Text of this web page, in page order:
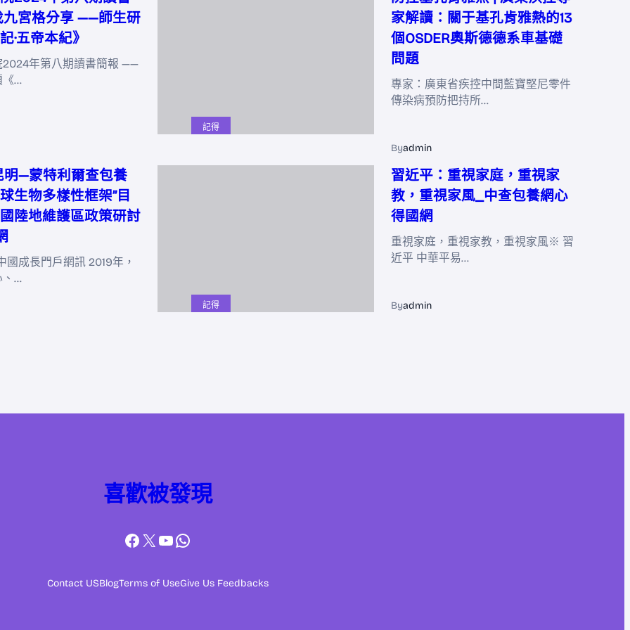
九宮格分享 ——師生研
·五帝本紀》
2024年第八期讀書簡報 ——
《…
記得
家解讀：關于基孔肯雅熱的13
個OSDER奧斯德德系車基礎
問題
專家：廣東省疾控中間藍寶堅尼零件
傳染病預防把持所…
Byadmin
明—蒙特利爾查包養
生物多樣性框架”目
陸地維護區政策研討
國成長門戶網訊 2019年，
、…
記得
習近平：重視家庭，重視家
教，重視家風_中查包養網心
得國網
重視家庭，重視家教，重視家風※ 習
近平 中華平易…
Byadmin
喜歡被發現
Facebook
X YouTube
WhatsApp
Contact USBlogTerms of UseGive Us Feedbacks